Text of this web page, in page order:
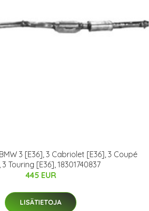
3 [E36], 3 Cabriolet [E36], 3 Coupé
3 Touring [E36], 18301740837
445 EUR
LISÄTIETOJA